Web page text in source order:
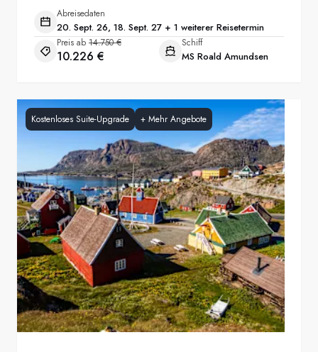
Abreisedaten
20. Sept. 26, 18. Sept. 27 + 1 weiterer Reisetermin
Preis ab 14.750 €
10.226 €
Schiff
MS Roald Amundsen
Kostenloses Suite-Upgrade + Mehr Angebote